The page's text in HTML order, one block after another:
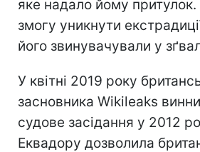
яке надало йому
змогу уникнути
його звинувачували у
У квітні 2019 року
засновника Wikileaks
судове засідання у 2012
Еквадору дозволила